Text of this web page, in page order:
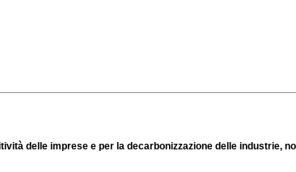
delle imprese e per la decarbonizzazione delle industrie,